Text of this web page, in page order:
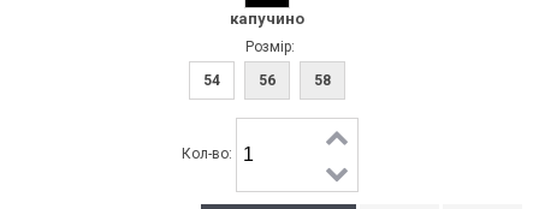
капучино
Розмір:
54
56 58
Кол-во: